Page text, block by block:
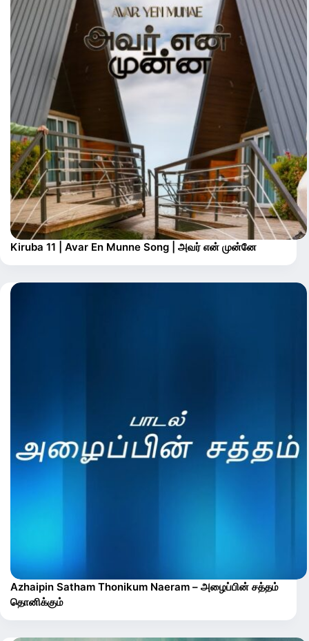
Kiruba 11 | Avar En Munne Song | அவர் என் முன்னே
Azhaipin Satham Thonikum Naeram – அழைப்பின் சத்தம்
தொனிக்கும்